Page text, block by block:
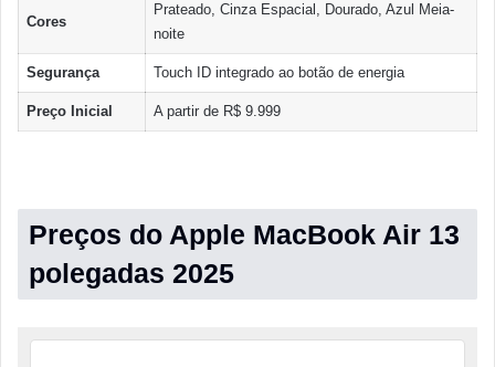
Cores
Prateado, Cinza Espacial, Dourado, Azul Meia-
noite
Segurança Touch ID integrado ao botão de energia
Preço Inicial A partir de R$ 9.999
Preços do Apple MacBook Air 13
polegadas 2025